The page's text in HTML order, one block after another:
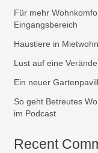
Für mehr
Eingangsbereich
Haustiere in
Lust auf eine
Ein neuer
So geht Betreutes
im Podcast
Recent